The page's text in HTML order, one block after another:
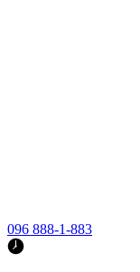
096 888-1-883